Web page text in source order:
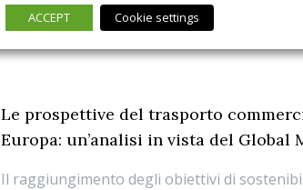
Le prospettive del trasporto
Europa: un’analisi in vista del Global
Il raggiungimento degli obiettivi di
ACCEPT
Cookie settings